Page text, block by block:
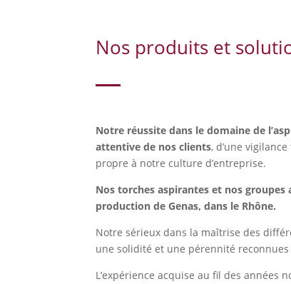
Nos produits et
Notre réussite dans le domaine de
attentive de nos clients, d’une
propre à notre culture d’entreprise.
Nos torches aspirantes et nos
production de Genas, dans le Rhône.
Notre sérieux dans la maîtrise des
une solidité et une pérennité reconnues
L’expérience acquise au fil des